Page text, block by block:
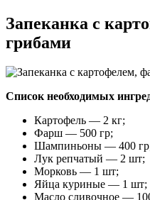
Запеканка с
грибами
Список необходимых
Картофель — 2 кг;
Фарш — 500 гр;
Шампиньоны — 400
Лук репчатый — 2 шт;
Морковь — 1 шт;
Яйца куриные — 1 шт;
Масло сливочное —